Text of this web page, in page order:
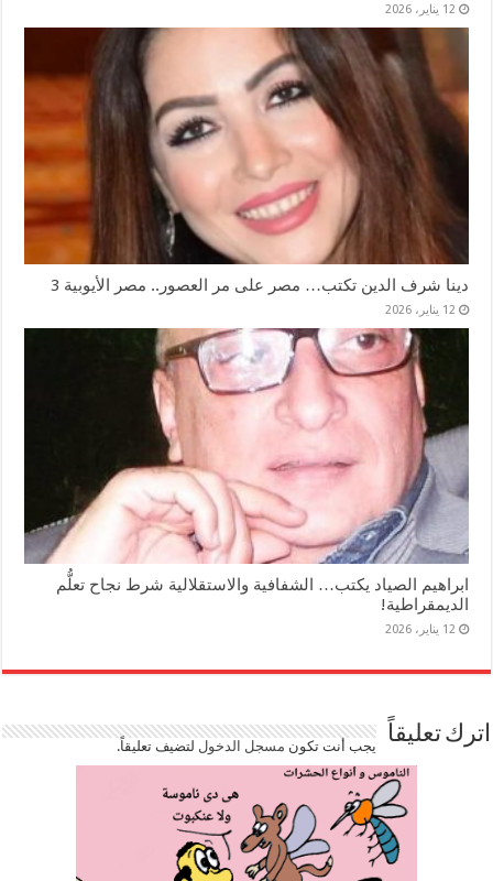
12 يناير، 2026
دينا شرف الدين تكتب… مصر على مر العصور.. مصر الأيوبية 3
12 يناير، 2026
ابراهيم الصياد يكتب… الشفافية والاستقلالية شرط نجاح تعلُّم
الديمقراطية!
12 يناير، 2026
اترك تعليقاً يجب أنت تكون مسجل الدخوللتضيف تعليقاً.